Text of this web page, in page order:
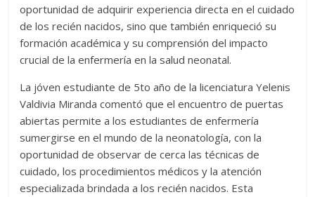
oportunidad de adquirir experiencia directa en el cuidado
de los recién nacidos, sino que también enriqueció su
formación académica y su comprensión del impacto
crucial de la enfermería en la salud neonatal.
La jóven estudiante de 5to año de la licenciatura Yelenis
Valdivia Miranda comentó que el encuentro de puertas
abiertas permite a los estudiantes de enfermería
sumergirse en el mundo de la neonatología, con la
oportunidad de observar de cerca las técnicas de
cuidado, los procedimientos médicos y la atención
especializada brindada a los recién nacidos. Esta